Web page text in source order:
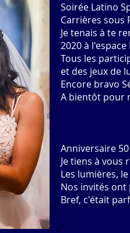
Soirée Latino
Carrières sous
Je tenais à te
2020 à
Tous les
et des jeux de
Encore bravo
A bientôt pour
Anniversaire
Je tiens à
Les lumières,
Nos invités ont
Bref, c'était